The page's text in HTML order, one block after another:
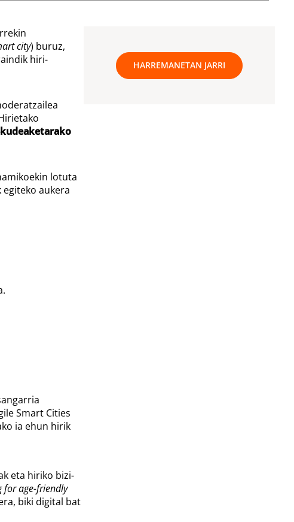
city) buruz,
hiri-
lotuta
aukera
Smart Cities
ia ehun hirik
eta hiriko bizi-
for age-friendly
biki digital bat
HARREMANETAN JARRI